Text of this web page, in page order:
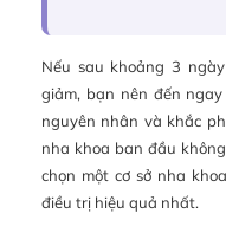
Nếu sau khoảng 3
giảm, bạn nên đến
nguyên nhân và khắc
nha khoa ban đầu
chọn một cơ sở nha
điều trị hiệu quả nhất.